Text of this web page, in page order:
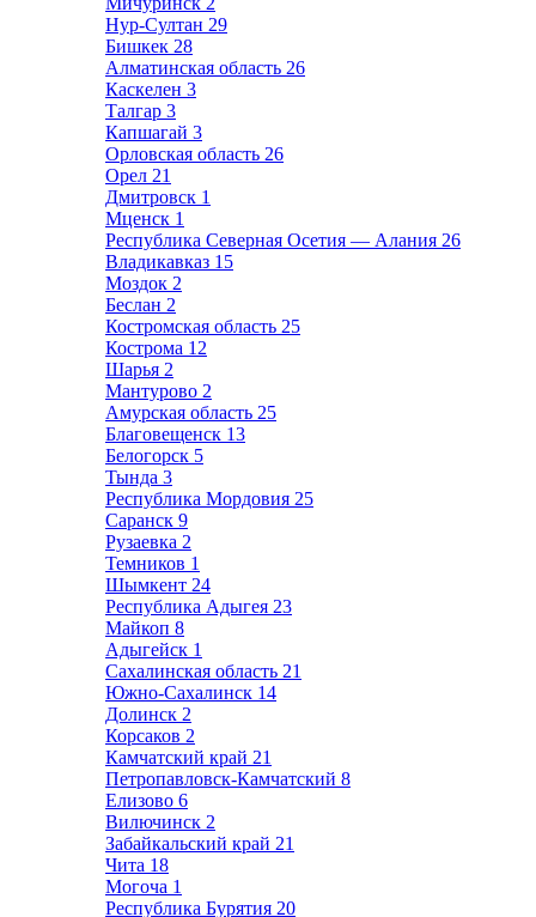
Нур-Султан 29
Бишкек 28
Алматинская область 26
Каскелен 3
Талгар 3
Капшагай 3
Орловская область 26
Орел 21
Дмитровск 1
Мценск 1
Республика Северная Осетия — Алания 26
Владикавказ 15
Моздок 2
Беслан 2
Костромская область 25
Кострома 12
Шарья 2
Мантурово 2
Амурская область 25
Благовещенск 13
Белогорск 5
Тында 3
Республика Мордовия 25
Саранск 9
Рузаевка 2
Темников 1
Шымкент 24
Республика Адыгея 23
Майкоп 8
Адыгейск 1
Сахалинская область 21
Южно-Сахалинск 14
Долинск 2
Корсаков 2
Камчатский край 21
Петропавловск-Камчатский 8
Елизово 6
Вилючинск 2
Забайкальский край 21
Чита 18
Могоча 1
Республика Бурятия 20